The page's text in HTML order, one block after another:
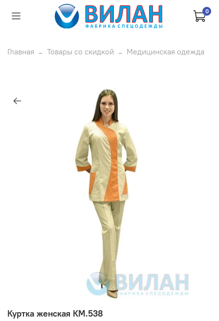
0
Главная Товары со скидкой Медицинская одежда
Куртка женская КМ.538